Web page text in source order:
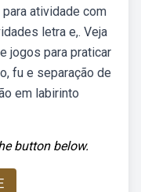
atividade com
letra e,. Veja
jogos para praticar
fu e separação de
em labirinto
button below.